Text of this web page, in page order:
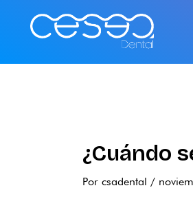
¿Cuándo
Por csadental /